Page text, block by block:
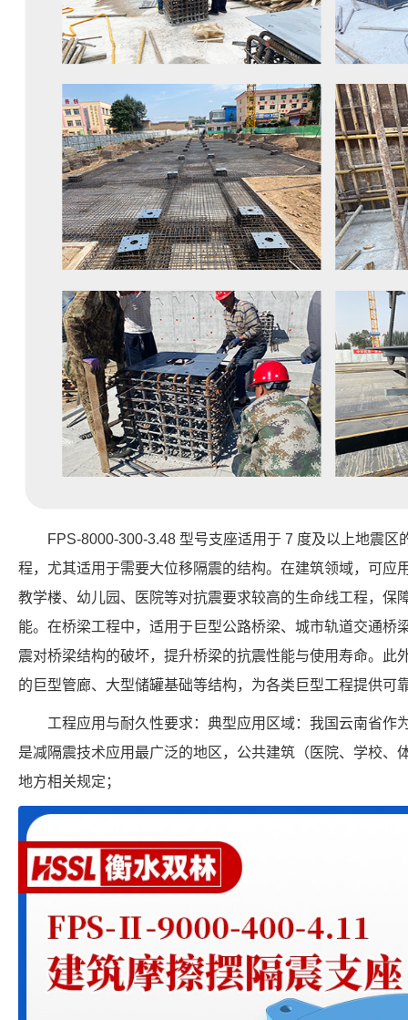
FPS-8000-300-3.48 型号支座适用于 7 度及以上地震区
程，尤其适用于需要大位移隔震的结构。在建筑领域，可应
教学楼、幼儿园、医院等对抗震要求较高的生命线工程，保
能。在桥梁工程中，适用于巨型公路桥梁、城市轨道交通桥
震对桥梁结构的破坏，提升桥梁的抗震性能与使用寿命。此
的巨型管廊、大型储罐基础等结构，为各类巨型工程提供可
工程应用与耐久性要求：典型应用区域：我国云南省作
是减隔震技术应用最广泛的地区，公共建筑（医院、学校、
地方相关规定；